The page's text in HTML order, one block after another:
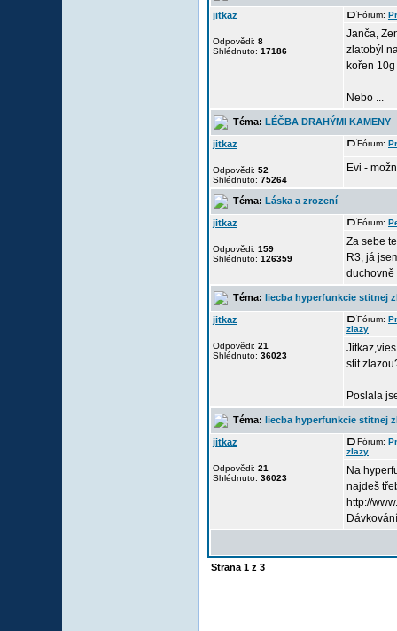
jitkaz
Odpovědi: 8
Shlédnuto: 17186
Fórum:
Janča,
zlatobýl
kořen
Nebo ...
Téma: LÉČBA DRAHÝMI KAMENY
jitkaz
Odpovědi: 52
Shlédnuto: 75264
Fórum:
Evi -
Téma: Láska a zrození
jitkaz
Odpovědi: 159
Shlédnuto: 126359
Fórum:
Za sebe
R3, já
duchovně
Téma: liecba hyperfunkcie stitnej
jitkaz
Odpovědi: 21
Shlédnuto: 36023
Fórum:
zlazy
Poslala
Téma: liecba hyperfunkcie stitnej
jitkaz
Odpovědi: 21
Shlédnuto: 36023
Fórum:
zlazy
Na
najdeš
http://
Strana 1 z 3